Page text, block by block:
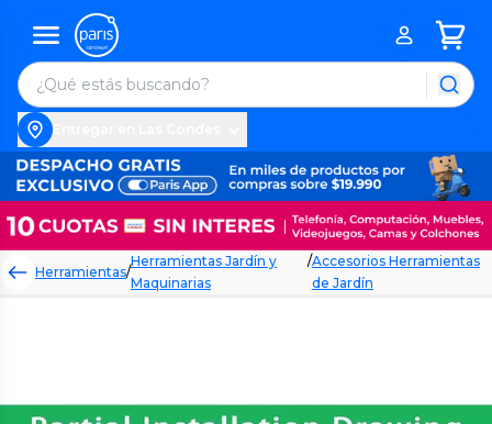
Herramientas/
Herramientas Jardín y
Maquinarias
/Accesorios Herramientas
de Jardín